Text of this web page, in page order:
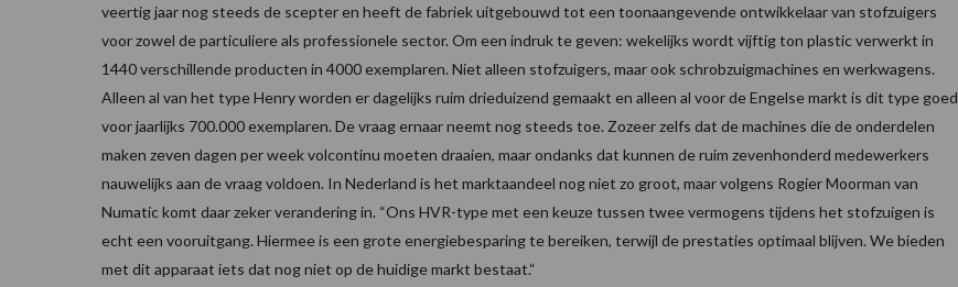
veertig jaar nog steeds de scepter en heeft de fabriek uitgebouwd tot een toonaangevende ontwikkelaar van stofzuigers
voor zowel de particuliere als professionele sector. Om een indruk te geven: wekelijks wordt vijftig ton plastic verwerkt in
1440 verschillende producten in 4000 exemplaren. Niet alleen stofzuigers, maar ook schrobzuigmachines en werkwagens.
Alleen al van het type Henry worden er dagelijks ruim drieduizend gemaakt en alleen al voor de Engelse markt is dit type goed
voor jaarlijks 700.000 exemplaren. De vraag ernaar neemt nog steeds toe. Zozeer zelfs dat de machines die de onderdelen
maken zeven dagen per week volcontinu moeten draaien, maar ondanks dat kunnen de ruim zevenhonderd medewerkers
nauwelijks aan de vraag voldoen. In Nederland is het marktaandeel nog niet zo groot, maar volgens Rogier Moorman van
Numatic komt daar zeker verandering in. “Ons HVR-type met een keuze tussen twee vermogens tijdens het stofzuigen is
echt een vooruitgang. Hiermee is een grote energiebesparing te bereiken, terwijl de prestaties optimaal blijven. We bieden
met dit apparaat iets dat nog niet op de huidige markt bestaat.“